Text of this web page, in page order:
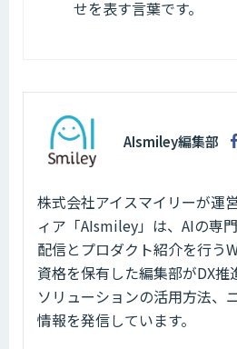
せを表す言葉です。
AIsmiley編集部
株式会社アイスマイリーが運
ィア「AIsmiley」は、AIの専
配信とプロダクト紹介を行う
資格を保有した編集部がDX
ソリューションの活用方法、
情報を発信しています。